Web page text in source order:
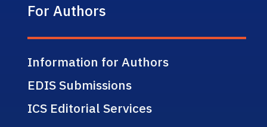
For Authors
Information for Authors
EDIS Submissions
ICS Editorial Services